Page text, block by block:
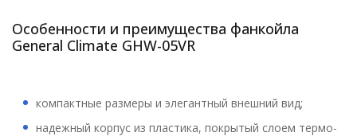
Особенности и преимущества фанкойла
General Climate GHW-05VR
компактные размеры и элегантный внешний вид;
надежный корпус из пластика, покрытый слоем термо-